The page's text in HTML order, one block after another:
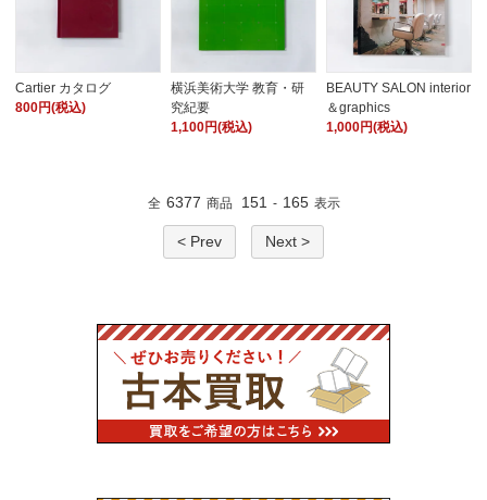
Cartier カタログ
800円(税込)
横浜美術大学 教育・研
究紀要
1,100円(税込)
BEAUTY SALON interior
＆graphics
1,000円(税込)
全 6377 商品 151 - 165 表示
< Prev Next >